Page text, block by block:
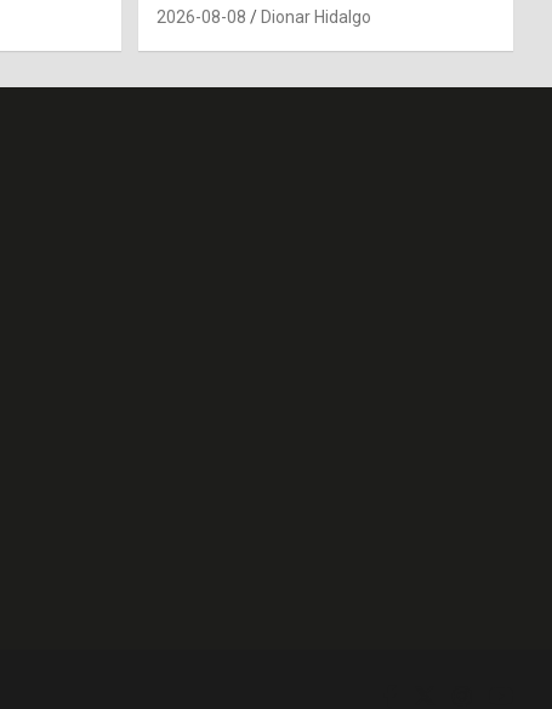
2026-08-08 Dionar Hidalgo